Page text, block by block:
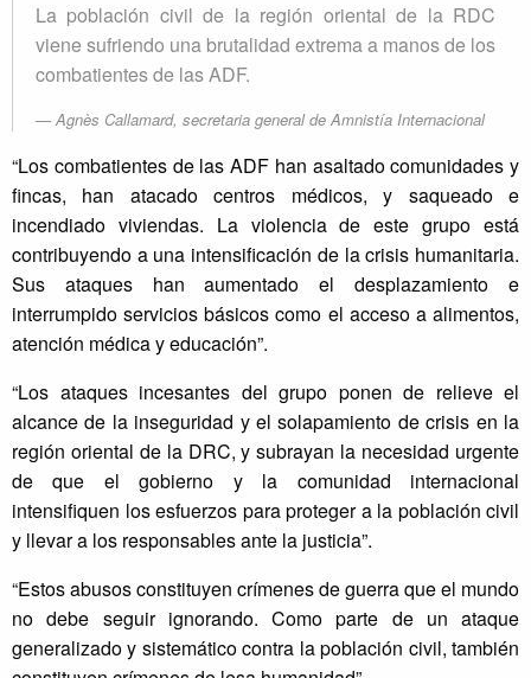
La población civil de la región oriental de la RDC
viene sufriendo una brutalidad extrema a manos de los
combatientes de las ADF.
Agnès Callamard, secretaria general de Amnistía Internacional
“Los combatientes de las ADF han asaltado comunidades y
fincas, han atacado centros médicos, y saqueado e
incendiado viviendas. La violencia de este grupo está
contribuyendo a una intensificación de la crisis humanitaria.
Sus ataques han aumentado el desplazamiento e
interrumpido servicios básicos como el acceso a alimentos,
atención médica y educación”.
“Los ataques incesantes del grupo ponen de relieve el
alcance de la inseguridad y el solapamiento de crisis en la
región oriental de la DRC, y subrayan la necesidad urgente
de que el gobierno y la comunidad internacional
intensifiquen los esfuerzos para proteger a la población civil
y llevar a los responsables ante la justicia”.
“Estos abusos constituyen crímenes de guerra que el mundo
no debe seguir ignorando. Como parte de un ataque
generalizado y sistemático contra la población civil, también